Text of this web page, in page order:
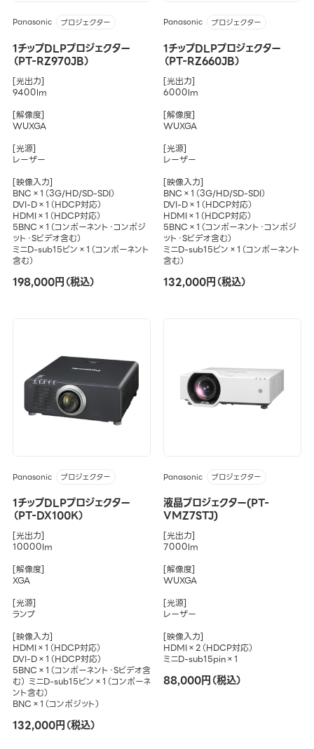
Panasonic プロジェクター
1チップDLPプロジェクター
（PT-RZ970JB）
[光出力]
9400lm
[解像度]
WUXGA
[光源]
レーザー
[映像入力]
BNC×1（3G/HD/SD-SDI）
DVI-D×1（HDCP対応）
HDMI×1（HDCP対応）
5BNC×1（コンポーネント・コンポジ
ット・Sビデオ含む）
ミニD-sub15ピン×1（コンポーネント
含む）
198,000円（税込）
Panasonic プロジェクター
1チップDLPプロジェクター
（PT-RZ660JB）
[光出力]
6000lm
[解像度]
WUXGA
[光源]
レーザー
[映像入力]
BNC×1（3G/HD/SD-SDI）
DVI-D×1（HDCP対応）
HDMI×1（HDCP対応）
5BNC×1（コンポーネント・コンポジ
ット・Sビデオ含む）
ミニD-sub15ピン×1（コンポーネント
含む）
132,000円（税込）
Panasonic プロジェクター
1チップDLPプロジェクター
（PT-DX100K）
[光出力]
10000lm
[解像度]
XGA
[光源]
ランプ
[映像入力]
HDMI×1（HDCP対応）
DVI-D×1（HDCP対応）
5BNC×1（コンポーネント・Sビデオ含
む） ミニD-sub15ピン×1（コンポーネ
ント含む）
BNC×1（コンポジット）
132,000円（税込）
Panasonic プロジェクター
液晶プロジェクター(PT-
VMZ7STJ)
[光出力]
7000lm
[解像度]
WUXGA
[光源]
レーザー
[映像入力]
HDMI×2（HDCP対応）
ミニD-sub15pin×1
88,000円（税込）